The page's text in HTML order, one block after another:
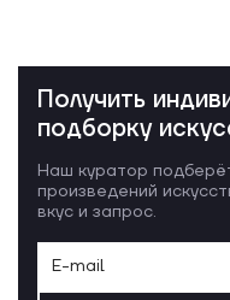
Получить
подборку
Наш куратор
произведений
вкус и запрос.